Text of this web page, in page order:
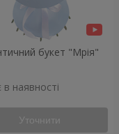
букет "Мрія"
наявності
Уточнити